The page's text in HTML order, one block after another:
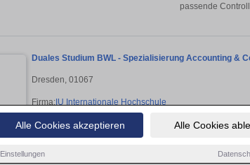
Alle Cookies akzeptieren Alle Cookies
Einstellungen
passende
Duales Studium BWL - Spezialisierung Accounting &
Dresden, 01067
Firma:IU Internationale Hochschule